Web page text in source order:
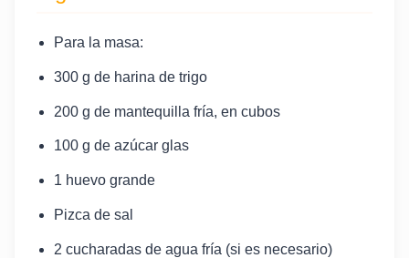
Para la masa:
300 g de harina de trigo
200 g de mantequilla fría, en cubos
100 g de azúcar glas
1 huevo grande
Pizca de sal
2 cucharadas de agua fría (si es necesario)